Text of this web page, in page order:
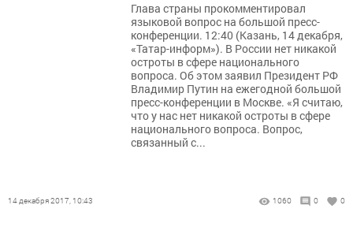
Глава страны прокомментировал
языковой вопрос на большой пресс-
конференции. 12:40 (Казань, 14 декабря,
«Татар-информ»). В России нет никакой
остроты в сфере национального
вопроса. Об этом заявил Президент РФ
Владимир Путин на ежегодной большой
пресс-конференции в Москве. «Я считаю,
что у нас нет никакой остроты в сфере
национального вопроса. Вопрос,
связанный с...
14 декабря 2017, 10:43 1060 0 0